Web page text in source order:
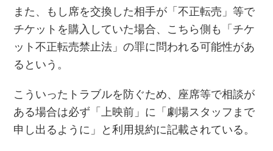
また、もし席を交換した相手が「不正転売」等で
チケットを購入していた場合、こちら側も「チケ
ット不正転売禁止法」の罪に問われる可能性があ
るという。
こういったトラブルを防ぐため、座席等で相談が
ある場合は必ず「上映前」に「劇場スタッフまで
申し出るように」と利用規約に記載されている。